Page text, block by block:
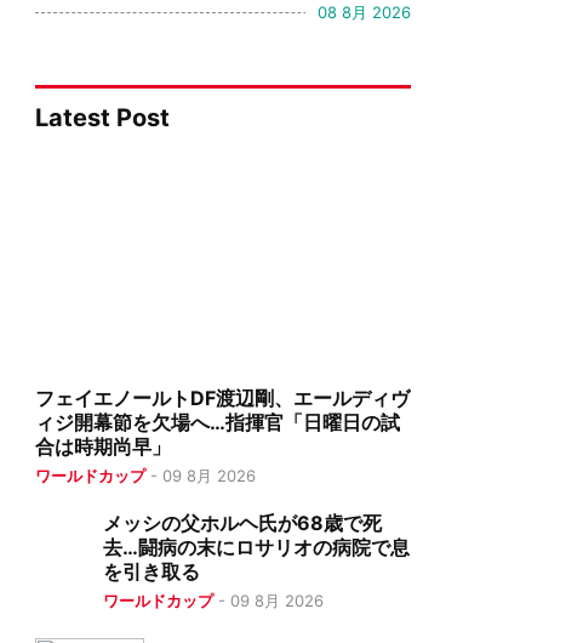
08 8月 2026
Latest Post
フェイエノールトDF渡辺剛、エールディヴ
ィジ開幕節を欠場へ…指揮官「日曜日の試
合は時期尚早」
ワールドカップ- 09 8月 2026
メッシの父ホルヘ氏が68歳で死
去…闘病の末にロサリオの病院で息
を引き取る
ワールドカップ- 09 8月 2026